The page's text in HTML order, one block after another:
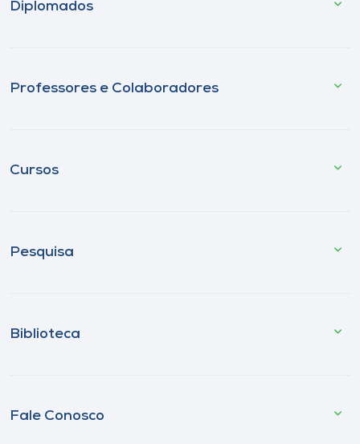
Diplomados
Professores e Colaboradores
Cursos
Pesquisa
Biblioteca
Fale Conosco